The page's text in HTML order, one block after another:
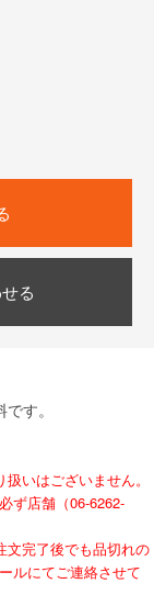
る
す。
いはございません。
ず店舗（06-6262-
文完了後でも品切れの
ルにてご連絡させて